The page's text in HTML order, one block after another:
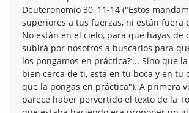
Deuteronomio 30, 11-14 ("Estos
superiores a tus fuerzas, ni están fuera
No están en el cielo, para que hayas de
subirá por nosotros a buscarlos para
los pongamos en práctica?’... Sino que
bien cerca de ti, está en tu boca y en tu
que la pongas en práctica"). A primera
parece haber pervertido el texto de la